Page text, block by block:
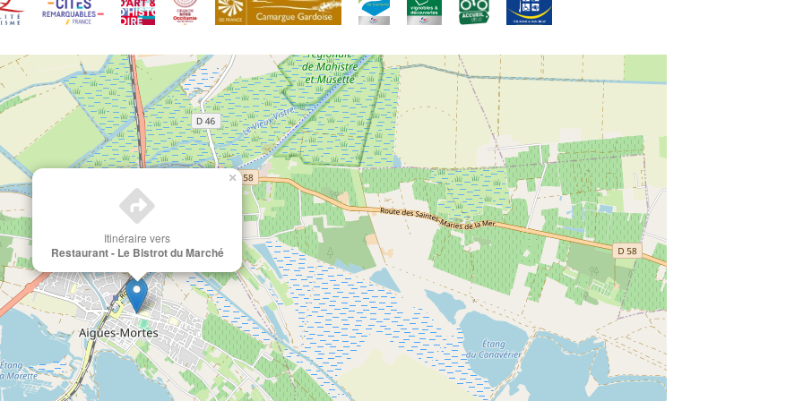
Itinéraire vers
Restaurant - Le Bistrot du Marché
×